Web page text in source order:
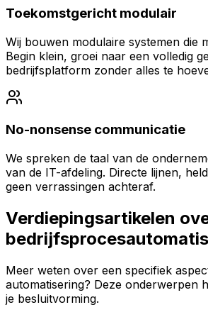
Toekomstgericht modulair
Wij bouwen modulaire systemen die
Begin klein, groei naar een volledig
bedrijfsplatform zonder alles te
No-nonsense communicatie
We spreken de taal van de
van de IT-afdeling. Directe lijnen,
geen verrassingen achteraf.
Verdiepingsartikelen
Meer weten over een specifiek
automatisering? Deze onderwerpen
je besluitvorming.